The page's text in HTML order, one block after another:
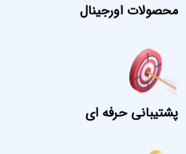
محصولات اورجینال
پشتیبانی حرفه ای